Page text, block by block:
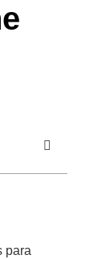
para